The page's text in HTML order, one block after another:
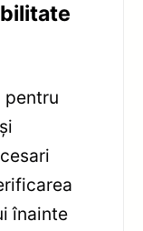
pentru
înainte